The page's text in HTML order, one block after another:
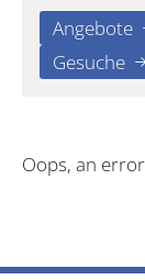
Angebote
Gesuche
Oops, an